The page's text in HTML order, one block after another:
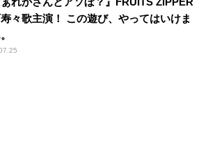
々歌主演！ この遊び、やってはいけま